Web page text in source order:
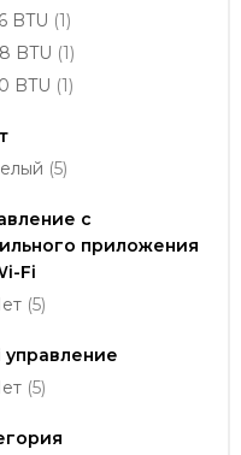
BTU (1)
BTU (1)
BTU (1)
(5)
c
приложения
Fi
(5)
управление
(5)